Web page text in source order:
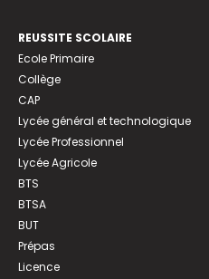
REUSSITE SCOLAIRE
Ecole Primaire
Collège
CAP
Lycée général et technologique
Lycée Professionnel
Lycée Agricole
BTS
BTSA
BUT
Prépas
Licence